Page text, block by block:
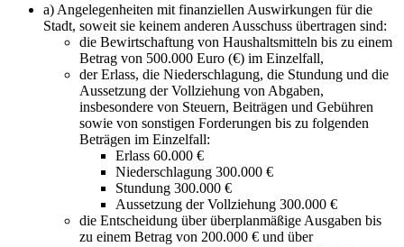
a) Angelegenheiten mit finanziellen Auswirkungen für die
Stadt, soweit sie keinem anderen Ausschuss übertragen sind:
die Bewirtschaftung von Haushaltsmitteln bis zu einem
Betrag von 500.000 Euro (€) im Einzelfall,
der Erlass, die Niederschlagung, die Stundung und die
Aussetzung der Vollziehung von Abgaben,
insbesondere von Steuern, Beiträgen und Gebühren
sowie von sonstigen Forderungen bis zu folgenden
Beträgen im Einzelfall:
Erlass 60.000 €
Niederschlagung 300.000 €
Stundung 300.000 €
Aussetzung der Vollziehung 300.000 €
die Entscheidung über überplanmäßige Ausgaben bis
zu einem Betrag von 200.000 € und über